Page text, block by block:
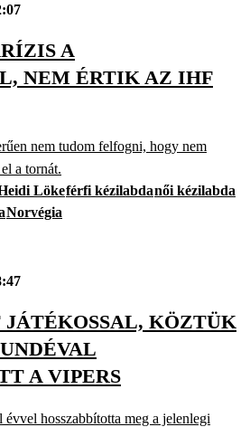
A
NEM ÉRTIK AZ IHF
nem tudom felfogni, hogy nem
a tornát.
Lökeférfi kézilabdanői kézilabda
Norvégia
KÖZTÜK
A VIPERS
hosszabbította meg a jelenlegi